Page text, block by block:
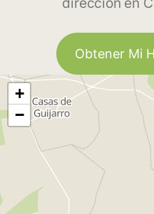
dirección en
Obtener Mi
+
−